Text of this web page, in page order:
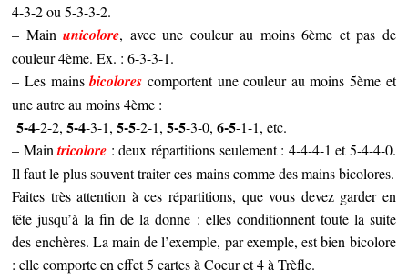
4-3-2 ou 5-3-3-2.
– Main unicolore, avec une couleur au moins 6ème et pas de
couleur 4ème. Ex. : 6-3-3-1.
– Les mainsbicolores comportent une couleur au moins 5ème et
une autre au moins 4ème :
5-4-2-2, 5-4-3-1,5-5-2-1, 5-5-3-0,6-5-1-1, etc.
– Maintricolore : deux répartitions seulement : 4-4-4-1 et 5-4-4-0.
Il faut le plus souvent traiter ces mains comme des mains bicolores.
Faites très attention à ces répartitions, que vous devez garder en
tête jusqu’à la fin de la donne : elles conditionnent toute la suite
des enchères. La main de l’exemple, par exemple, est bien bicolore
: elle comporte en effet 5 cartes à Coeur et 4 à Trèfle.